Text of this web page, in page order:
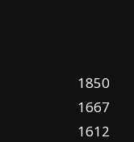
1850
1667
1612